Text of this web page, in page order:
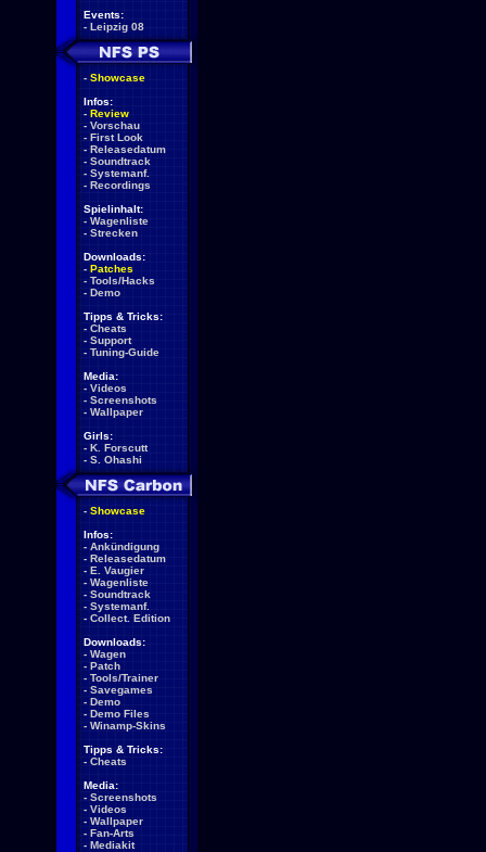
Events:
- Leipzig 08
- Showcase
Infos:
- Review
- Vorschau
- First Look
- Releasedatum
- Soundtrack
- Systemanf.
- Recordings
Spielinhalt:
- Wagenliste
- Strecken
Downloads:
- Patches
- Tools/Hacks
- Demo
Tipps & Tricks:
- Cheats
- Support
- Tuning-Guide
Media:
- Videos
- Screenshots
- Wallpaper
Girls:
- K. Forscutt
- S. Ohashi
- Showcase
Infos:
- Ankündigung
- Releasedatum
- E. Vaugier
- Wagenliste
- Soundtrack
- Systemanf.
- Collect. Edition
Downloads:
- Wagen
- Patch
- Tools/Trainer
- Savegames
- Demo
- Demo Files
- Winamp-Skins
Tipps & Tricks:
- Cheats
Media:
- Screenshots
- Videos
- Wallpaper
- Fan-Arts
- Mediakit